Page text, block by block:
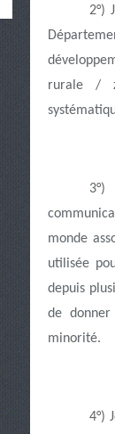
2°)
rurale /
3°)
monde
utilisée
depuis
de
minorité.
4°)